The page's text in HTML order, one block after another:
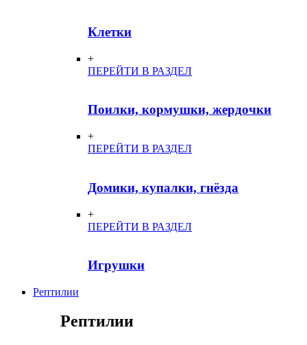
Клетки
+
ПЕРЕЙТИ В РАЗДЕЛ
Поилки, кормушки, жердочки
+
ПЕРЕЙТИ В РАЗДЕЛ
Домики, купалки, гнёзда
+
ПЕРЕЙТИ В РАЗДЕЛ
Игрушки
Рептилии
Рептилии